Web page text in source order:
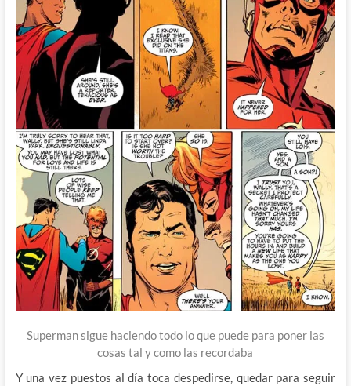
Superman sigue haciendo todo lo que puede para poner las
cosas tal y como las recordaba
Y una vez puestos al día toca despedirse, quedar para seguir